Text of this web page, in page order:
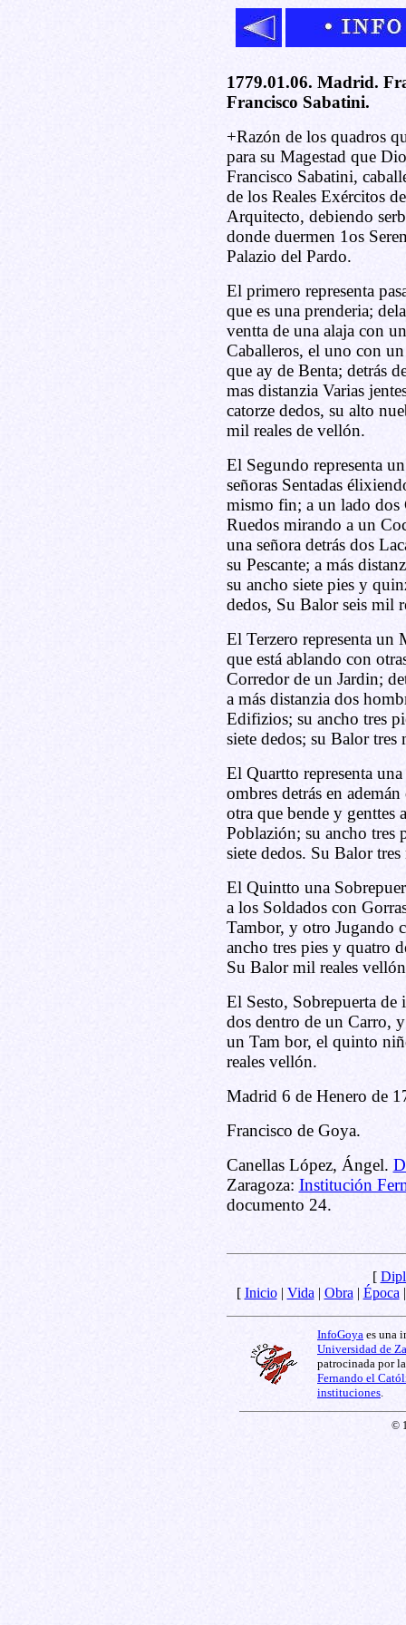
1779.01.06. Madrid.
Francisco Sabatini.
+Razón de los quadros
para su Magestad que
Francisco Sabatini,
de los Reales Exércitos
Arquitecto, debiendo
donde duermen 1os
Palazio del Pardo.
El primero representa
que es una prenderia;
ventta de una alaja con
Caballeros, el uno con
que ay de Benta; detrás
mas distanzia Varias
catorze dedos, su alto
mil reales de vellón.
El Segundo representa
señoras Sentadas
mismo fin; a un lado dos
Ruedos mirando a un
una señora detrás dos
su Pescante; a más
su ancho siete pies y
dedos, Su Balor seis mil
El Terzero representa un
que está ablando con
Corredor de un Jardin;
a más distanzia dos
Edifizios; su ancho tres
siete dedos; su Balor tres
El Quartto representa
ombres detrás en
otra que bende y genttes
Poblazión; su ancho tres
siete dedos. Su Balor
El Quintto una
a los Soldados con
Tambor, y otro Jugando
ancho tres pies y quatro
Su Balor mil reales
El Sesto, Sobrepuerta
dos dentro de un Carro,
un Tam bor, el quinto
reales vellón.
Madrid 6 de Henero de
Francisco de Goya.
Canellas López, Ángel.
Zaragoza: Institución
documento 24.
[
[ Inicio| Vida | Obra | Época
InfoGoya es una
Universidad de
patrocinada por
Fernando el
instituciones
©